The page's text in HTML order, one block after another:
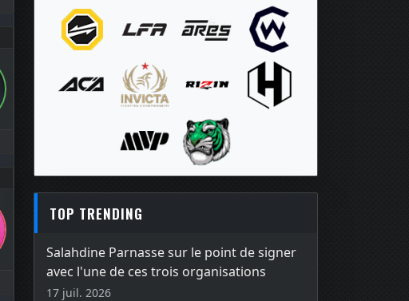
TOP TRENDING
Salahdine Parnasse sur le point de signer
avec l'une de ces trois organisations
17 juil. 2026